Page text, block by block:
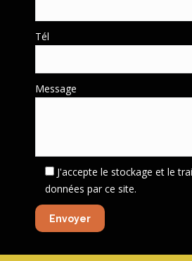
Tél
Message
J'accepte le stockage et le
données par ce site.